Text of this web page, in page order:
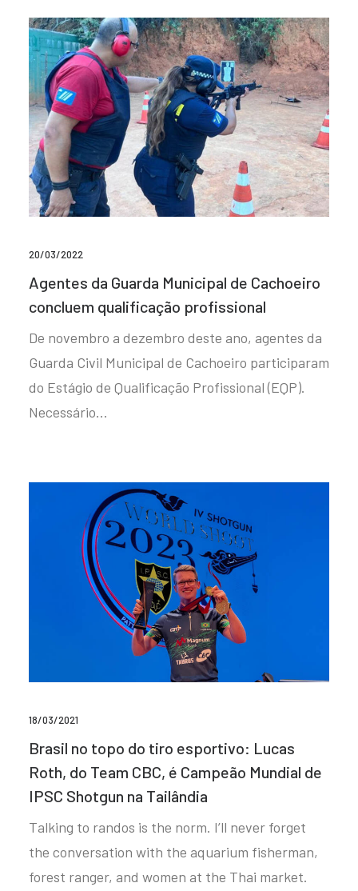
20/03/2022
Agentes da Guarda Municipal de Cachoeiro
concluem qualificação profissional
De novembro a dezembro deste ano, agentes da
Guarda Civil Municipal de Cachoeiro participaram
do Estágio de Qualificação Profissional (EQP).
Necessário…
18/03/2021
Brasil no topo do tiro esportivo: Lucas
Roth, do Team CBC, é Campeão Mundial de
IPSC Shotgun na Tailândia
Talking to randos is the norm. I’ll never forget
the conversation with the aquarium fisherman,
forest ranger, and women at the Thai market.